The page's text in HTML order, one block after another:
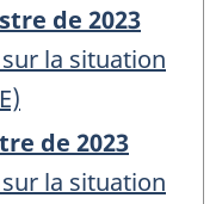
de 2023
la situation
de 2023
la situation